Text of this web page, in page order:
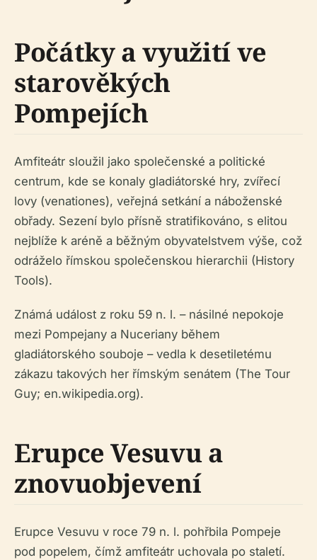
Počátky a využití ve
starověkých
Pompejích
Amfiteátr sloužil jako společenské a politické
centrum, kde se konaly gladiátorské hry, zvířecí
lovy (venationes), veřejná setkání a náboženské
obřady. Sezení bylo přísně stratifikováno, s elitou
nejblíže k aréně a běžným obyvatelstvem výše, což
odráželo římskou společenskou hierarchii (History
Tools).
Známá událost z roku 59 n. l. – násilné nepokoje
mezi Pompejany a Nuceriany během
gladiátorského souboje – vedla k desetiletému
zákazu takových her římským senátem (The Tour
Guy; en.wikipedia.org).
Erupce Vesuvu a
znovuobjevení
Erupce Vesuvu v roce 79 n. l. pohřbila Pompeje
pod popelem, čímž amfiteátr uchovala po staletí.